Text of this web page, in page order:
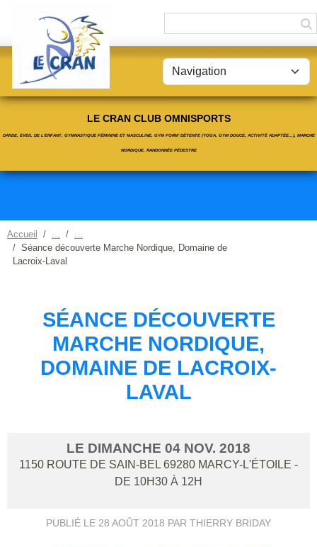
LE CRAN CLUB OMNISPORTS
DANSE, EVEIL DE L'ENFANT, GYMNASTIQUE FÉMININE ET MASCULINE, GYM FORM' DÉTENTE (YOGA, GYM DOUCE, ACTIVITÉ ADAPTÉE...), MARCHE
NORDIQUE, RANDONNÉE PÉDESTRE
Accueil
Séance découverte Marche Nordique, Domaine de
Lacroix-Laval
SÉANCE DÉCOUVERTE
MARCHE NORDIQUE,
DOMAINE DE LACROIX-
LAVAL
LE DIMANCHE 04 NOV. 2018
1150 ROUTE DE SAIN-BEL 69280 MARCY-L'ÉTOILE -
DE 10H30 À 12H
PUBLIÉ LE 28 AOÛT 2018 PAR THIERRY BRIDAY